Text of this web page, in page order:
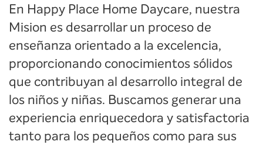
En Happy Place Home Daycare, nuestra
Mision es desarrollar un proceso de
enseñanza orientado a la excelencia,
proporcionando conocimientos sólidos
que contribuyan al desarrollo integral de
los niños y niñas. Buscamos generar una
experiencia enriquecedora y satisfactoria
tanto para los pequeños como para sus